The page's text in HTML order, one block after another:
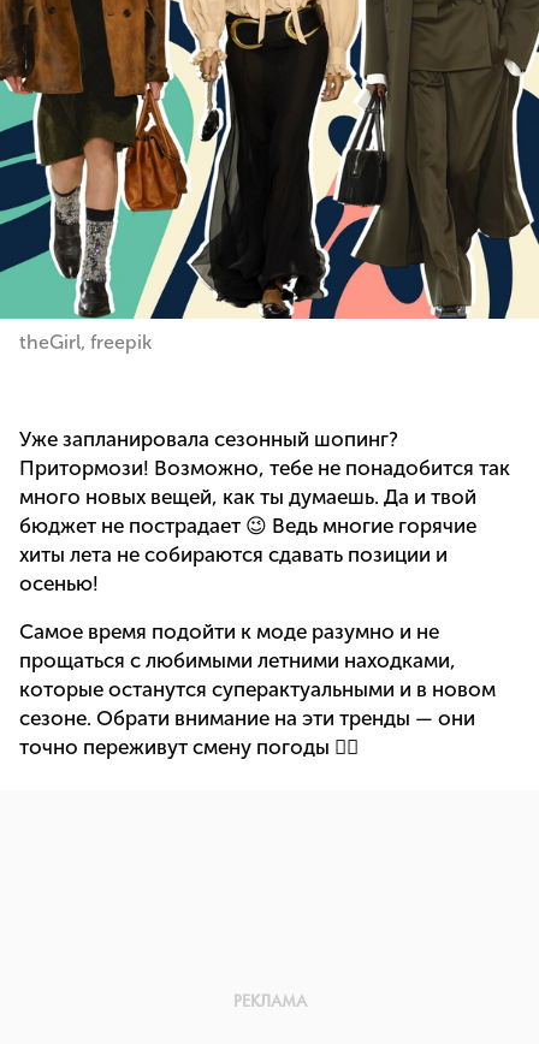
theGirl, freepik
Уже запланировала сезонный шопинг?
Притормози! Возможно, тебе не понадобится так
много новых вещей, как ты думаешь. Да и твой
бюджет не пострадает 😉 Ведь многие горячие
хиты лета не собираются сдавать позиции и
осенью!
Самое время подойти к моде разумно и не
прощаться с любимыми летними находками,
которые останутся суперактуальными и в новом
сезоне. Обрати внимание на эти тренды — они
точно переживут смену погоды 👇🏻